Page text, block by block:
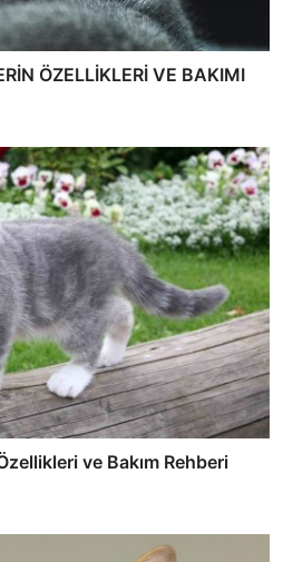
ÖZELLİKLERİ VE BAKIMI
ve Bakım Rehberi